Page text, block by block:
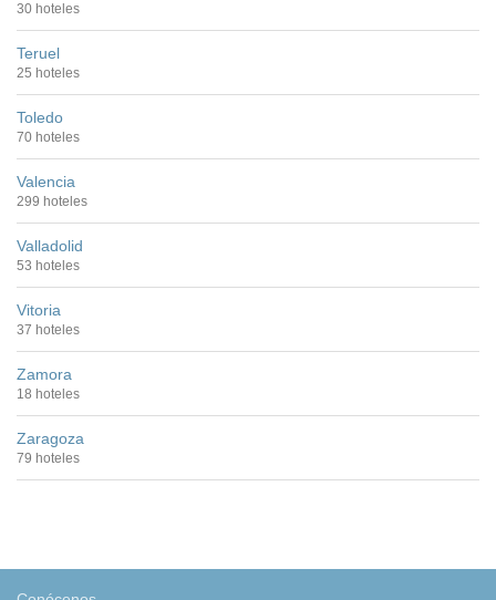
30 hoteles
Teruel
25 hoteles
Toledo
70 hoteles
Valencia
299 hoteles
Valladolid
53 hoteles
Vitoria
37 hoteles
Zamora
18 hoteles
Zaragoza
79 hoteles